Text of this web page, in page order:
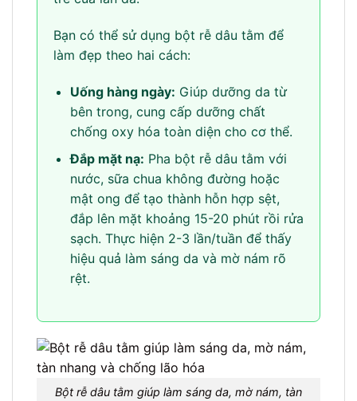
Bạn có thể sử dụng bột rễ dâu tằm để
làm đẹp theo hai cách:
Uống hàng ngày: Giúp dưỡng da từ
bên trong, cung cấp dưỡng chất
chống oxy hóa toàn diện cho cơ thể.
Đắp mặt nạ: Pha bột rễ dâu tằm với
nước, sữa chua không đường hoặc
mật ong để tạo thành hỗn hợp sệt,
đắp lên mặt khoảng 15-20 phút rồi rửa
sạch. Thực hiện 2-3 lần/tuần để thấy
hiệu quả làm sáng da và mờ nám rõ
rệt.
Bột rễ dâu tằm giúp làm sáng da, mờ nám, tàn